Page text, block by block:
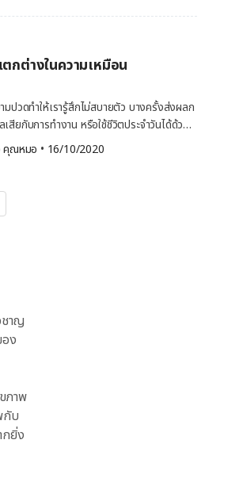
ารแย่ลงในตอนเช้า และหลังจากไม่ได้
นสามารถทำให้กระดูกอ่อนเสียดสีกับกระดูก
สบประเภทนี้มักเกิดขึ้นในผู้ที่อยู่ในวัยกลางคน
ออักเสบรูมาตอยด์ ผู้ป่วยจะมีข้อต่อที่รูปร่าง
นแตกได้ ที่รุนแรงกว่านั้นคือ ข้ออักเสบรูมา
อวัยวะอื่นๆ ได้ด้วย ข้ออักเสบพบบ่อยแค่ไหน
กกว่าผู้ชาย นอกจากนี้ ยังสามารถส่งผลต่อผู้
กเสบสามารถจัดการได้ด้วยการลดปัจจัย
อาการของข้ออักเสบ อาการทั่วไปของข้อ
กต่างในความเหมือน
มปวดทำให้เรารู้สึกไม่สบายตัว บางครั้งส่งผลก
ยกับการทำงาน หรือใช้ชีวิตประจำวันได้ด้วย
ารจำแนกตามระยะเวลาในการเกิดอาการ
ลัน และ ปวดเรื้อรัง วันนี้ Hello คุณหมอ มี
ปฏิกิริยาตอบสนองจากระบบประสาท ที่คอย
กิดจากเนื้อเยื่อ เช่น กระดูก กล้ามเนื้อ หรือ
เป็นสาเหตุให้ปวดจนหายดีแล้ว ปวดเรื้อรัง คือ
ดที่เกิดขึ้นนานกว่า 3 เดือน ส่วนใหญ่มักจะ
เมื่อโรคหรืออุบัติเหตุที่เป็นสาเหตุของการ
คุณหมอ • 16/10/2020
ชาญ
ง
ภาพ
กับ
ยิ่ง